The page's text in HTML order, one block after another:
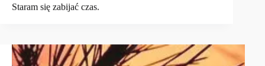
Staram się zabijać czas.